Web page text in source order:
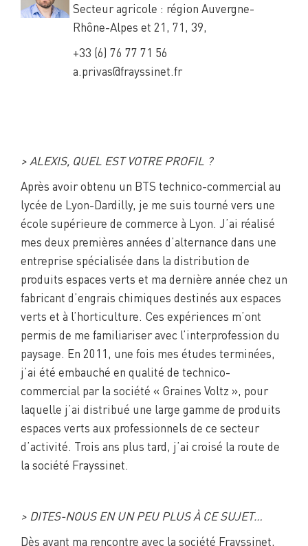
Secteur agricole : région Auvergne-
Rhône-Alpes et 21, 71, 39,
+33 (6) 76 77 71 56
a.privas@frayssinet.fr
> ALEXIS, QUEL EST VOTRE PROFIL ?
Après avoir obtenu un BTS technico-commercial au
lycée de Lyon-Dardilly, je me suis tourné vers une
école supérieure de commerce à Lyon. J’ai réalisé
mes deux premières années d’alternance dans une
entreprise spécialisée dans la distribution de
produits espaces verts et ma dernière année chez un
fabricant d’engrais chimiques destinés aux espaces
verts et à l’horticulture. Ces expériences m’ont
permis de me familiariser avec l’interprofession du
paysage. En 2011, une fois mes études terminées,
j’ai été embauché en qualité de technico-
commercial par la société « Graines Voltz », pour
laquelle j’ai distribué une large gamme de produits
espaces verts aux professionnels de ce secteur
d’activité. Trois ans plus tard, j’ai croisé la route de
la société Frayssinet.
> DITES-NOUS EN UN PEU PLUS À CE SUJET…
Dès avant ma rencontre avec la société Frayssinet,